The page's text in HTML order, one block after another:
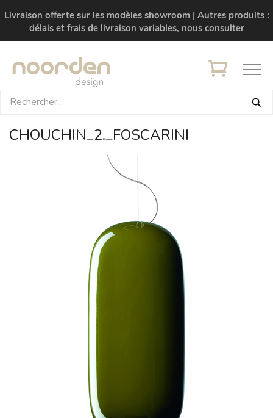
Livraison offerte sur les modèles showroom | Autres produits :
délais et frais de livraison variables, nous consulter
CHOUCHIN_2._FOSCARINI